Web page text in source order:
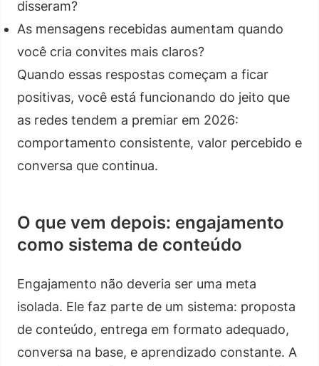
disseram?
As mensagens recebidas aumentam quando
você cria convites mais claros?
Quando essas respostas começam a ficar
positivas, você está funcionando do jeito que
as redes tendem a premiar em 2026:
comportamento consistente, valor percebido e
conversa que continua.
O que vem depois: engajamento
como sistema de conteúdo
Engajamento não deveria ser uma meta
isolada. Ele faz parte de um sistema: proposta
de conteúdo, entrega em formato adequado,
conversa na base, e aprendizado constante. A